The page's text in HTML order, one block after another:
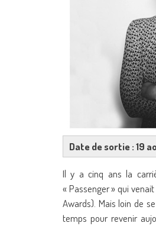
Date de sortie : 19
Il y a cinq ans la
« Passenger » qui
Awards). Mais loin de
temps pour revenir